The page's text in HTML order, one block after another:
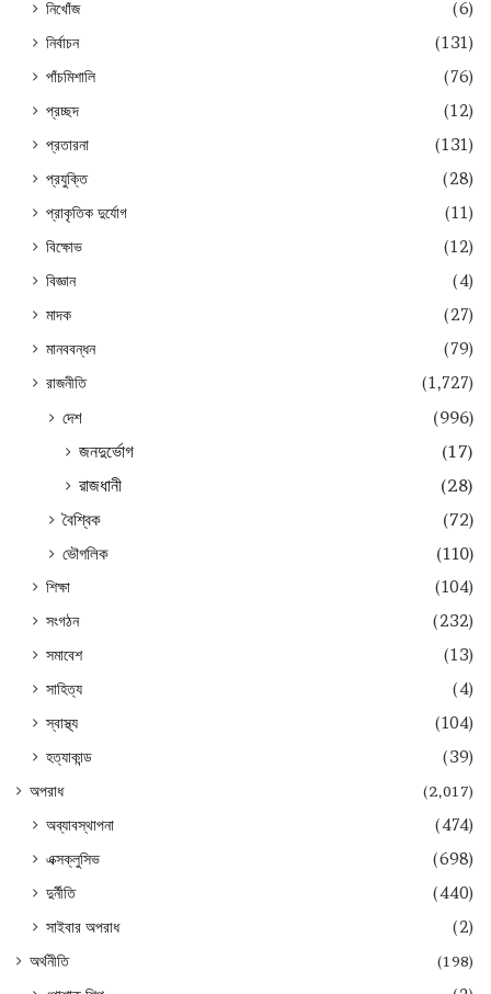
নিখোঁজ
(6)
নির্বাচন
(131)
পাঁচমিশালি
(76)
প্রচ্ছদ
(12)
প্রতারনা
(131)
প্রযুক্তি
(28)
প্রাকৃতিক দুর্যোগ
(11)
বিক্ষোভ
(12)
বিজ্ঞান
(4)
মাদক
(27)
মানববন্ধন
(79)
রাজনীতি
(1,727)
দেশ
(996)
জনদুর্ভোগ
(17)
রাজধানী
(28)
বৈশ্বিক
(72)
ভৌগলিক
(110)
শিক্ষা
(104)
সংগঠন
(232)
সমাবেশ
(13)
সাহিত্য
(4)
স্বাস্থ্য
(104)
হত্যাকান্ড
(39)
অপরাধ (2,017)
অব্যাবস্থাপনা
(474)
এক্সক্লুসিভ
(698)
দুর্নীতি
(440)
সাইবার অপরাধ
(2)
অর্থনীতি (198)